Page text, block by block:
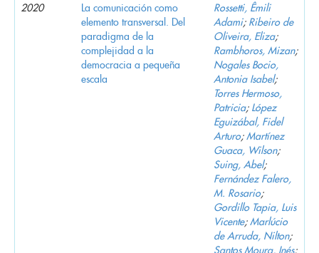
2020
La comunicación como
elemento transversal. Del
paradigma de la
complejidad a la
democracia a pequeña
escala
Rossetti, Êmili
Adami; Ribeiro de
Oliveira, Eliza;
Rambhoros, Mizan;
Nogales Bocio,
Antonia Isabel;
Torres Hermoso,
Patricia; López
Eguizábal, Fidel
Arturo;Martínez
Guaca, Wilson;
Suing, Abel;
Fernández Falero,
M. Rosario;
Gordillo Tapia, Luis
Vicente;Marlúcio
de Arruda, Nilton;
Santos Moura, Inés;